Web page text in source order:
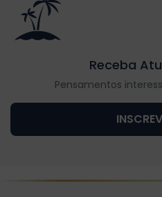
Receba
Pensamentos